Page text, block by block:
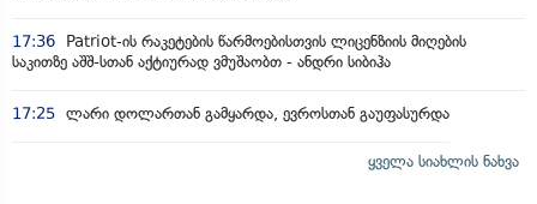
17:36
Patriot-ის რაკეტების წარმოებისთვის ლიცენზიის მიღების
საკითზე აშშ-სთან აქტიურად ვმუშაობთ - ანდრი სიბიჰა
17:25 ლარი დოლართან გამყარდა, ევროსთან გაუფასურდა
ყველა სიახლის ნახვა